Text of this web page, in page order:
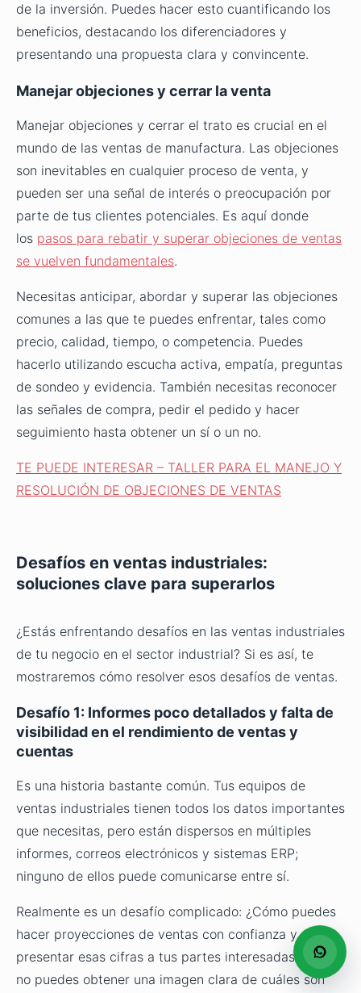
de la inversión. Puedes hacer esto cuantificando los
beneficios, destacando los diferenciadores y
presentando una propuesta clara y convincente.
Manejar objeciones y cerrar la venta
Manejar objeciones y cerrar el trato es crucial en el
mundo de las ventas de manufactura. Las objeciones
son inevitables en cualquier proceso de venta, y
pueden ser una señal de interés o preocupación por
parte de tus clientes potenciales. Es aquí donde
los pasos para rebatir y superar objeciones de ventas
se vuelven fundamentales.
Necesitas anticipar, abordar y superar las objeciones
comunes a las que te puedes enfrentar, tales como
precio, calidad, tiempo, o competencia. Puedes
hacerlo utilizando escucha activa, empatía, preguntas
de sondeo y evidencia. También necesitas reconocer
las señales de compra, pedir el pedido y hacer
seguimiento hasta obtener un sí o un no.
TE PUEDE INTERESAR – TALLER PARA EL MANEJO Y
RESOLUCIÓN DE OBJECIONES DE VENTAS
Desafíos en ventas industriales:
soluciones clave para superarlos
¿Estás enfrentando desafíos en las ventas industriales
de tu negocio en el sector industrial? Si es así, te
mostraremos cómo resolver esos desafíos de ventas.
Desafío 1: Informes poco detallados y falta de
visibilidad en el rendimiento de ventas y
cuentas
Es una historia bastante común. Tus equipos de
ventas industriales tienen todos los datos importantes
que necesitas, pero están dispersos en múltiples
informes, correos electrónicos y sistemas ERP;
ninguno de ellos puede comunicarse entre sí.
Realmente es un desafío complicado: ¿Cómo puedes
hacer proyecciones de ventas con confianza y
presentar esas cifras a tus partes interesadas cuando
no puedes obtener una imagen clara de cuáles son